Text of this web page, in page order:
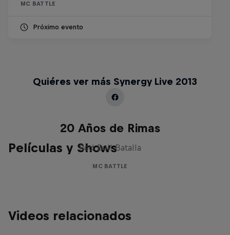
MC BATTLE
Próximo evento
Quiéres ver más Synergy Live 2013
Películas y Shows
20 Años de Rimas
Red Bull Batalla
MC BATTLE
Videos relacionados